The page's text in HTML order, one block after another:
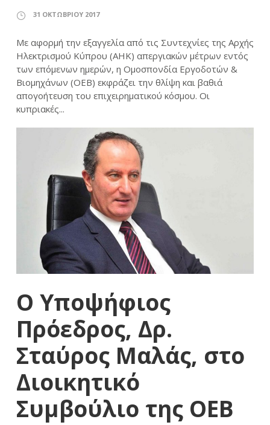
31 ΟΚΤΩΒΡΊΟΥ 2017
Με αφορμή την εξαγγελία από τις Συντεχνίες της Αρχής
Ηλεκτρισμού Κύπρου (ΑΗΚ) απεργιακών μέτρων εντός
των επόμενων ημερών, η Ομοσπονδία Εργοδοτών &
Βιομηχάνων (ΟΕΒ) εκφράζει την θλίψη και βαθιά
απογοήτευση του επιχειρηματικού κόσμου. Οι
κυπριακές...
Ο Υποψήφιος
Πρόεδρος, Δρ.
Σταύρος Μαλάς, στο
Διοικητικό
Συμβούλιο της ΟΕΒ